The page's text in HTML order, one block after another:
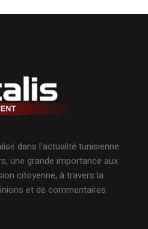
dans l’actualité tunisienne.
une grande importance aux
citoyenne, à travers la
et de commentaires.